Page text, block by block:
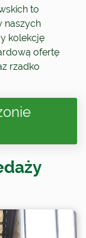
to
naszych
kolekcję
ofertę
rzadko